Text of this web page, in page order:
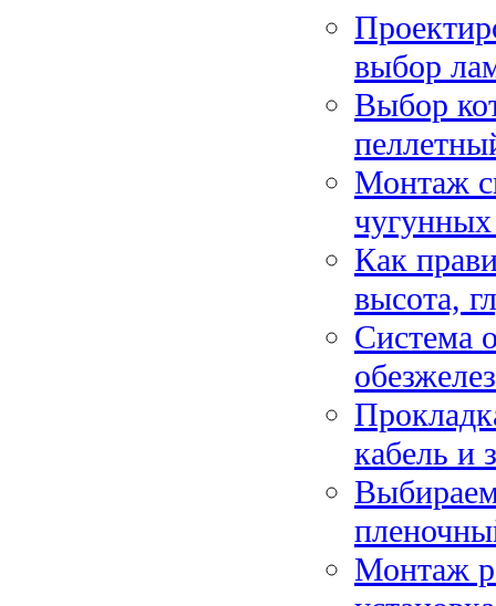
выбор
Выбор
Монтаж
Как
высота,
Система
кабель и
Монтаж